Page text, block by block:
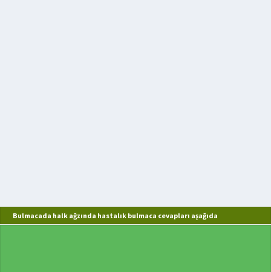
Bulmacada halk ağzında hastalık bulmaca cevapları aşağıda